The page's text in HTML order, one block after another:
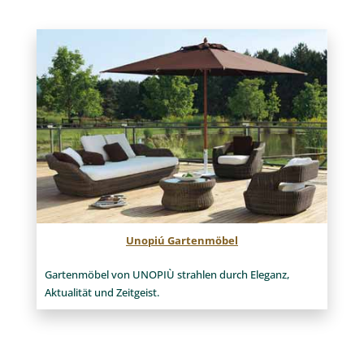
Unopiú Gartenmöbel
Gartenmöbel von UNOPIÙ strahlen durch Eleganz,
Aktualität und Zeitgeist.